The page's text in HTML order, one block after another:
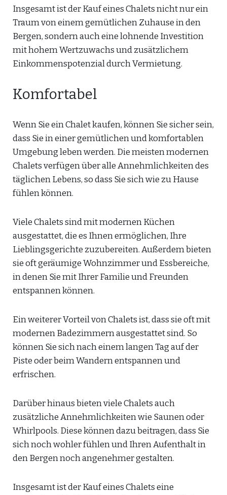
Insgesamt ist der Kauf eines Chalets nicht nur ein
Traum von einem gemütlichen Zuhause in den
Bergen, sondern auch eine lohnende Investition
mit hohem Wertzuwachs und zusätzlichem
Einkommenspotenzial durch Vermietung.
Komfortabel
Wenn Sie ein Chalet kaufen, können Sie sicher sein,
dass Sie in einer gemütlichen und komfortablen
Umgebung leben werden. Die meisten modernen
Chalets verfügen über alle Annehmlichkeiten des
täglichen Lebens, so dass Sie sich wie zu Hause
fühlen können.
Viele Chalets sind mit modernen Küchen
ausgestattet, die es Ihnen ermöglichen, Ihre
Lieblingsgerichte zuzubereiten. Außerdem bieten
sie oft geräumige Wohnzimmer und Essbereiche,
in denen Sie mit Ihrer Familie und Freunden
entspannen können.
Ein weiterer Vorteil von Chalets ist, dass sie oft mit
modernen Badezimmern ausgestattet sind. So
können Sie sich nach einem langen Tag auf der
Piste oder beim Wandern entspannen und
erfrischen.
Darüber hinaus bieten viele Chalets auch
zusätzliche Annehmlichkeiten wie Saunen oder
Whirlpools. Diese können dazu beitragen, dass Sie
sich noch wohler fühlen und Ihren Aufenthalt in
den Bergen noch angenehmer gestalten.
Insgesamt ist der Kauf eines Chalets eine